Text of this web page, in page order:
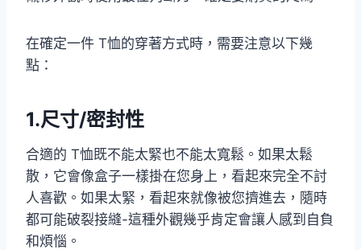
在確定一件 T恤的穿著方式時，需要注意以下幾
點：
1.尺寸/密封性
合適的 T恤既不能太緊也不能太寬鬆。如果太鬆
散，它會像盒子一樣掛在您身上，看起來完全不討
人喜歡。如果太緊，看起來就像被您擠進去，隨時
都可能破裂接縫-這種外觀幾乎肯定會讓人感到自負
和煩惱。